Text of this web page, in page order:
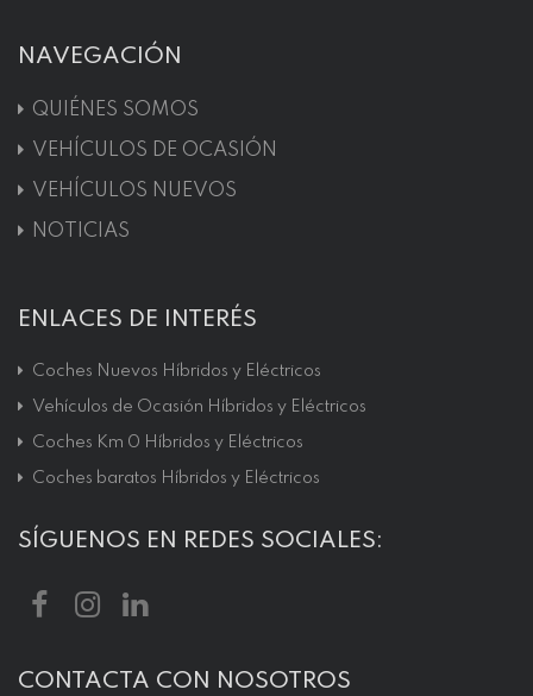
NAVEGACIÓN
QUIÉNES SOMOS
VEHÍCULOS DE OCASIÓN
VEHÍCULOS NUEVOS
NOTICIAS
ENLACES DE INTERÉS
Coches Nuevos Híbridos y Eléctricos
Vehículos de Ocasión Híbridos y Eléctricos
Coches Km 0 Híbridos y Eléctricos
Coches baratos Híbridos y Eléctricos
SÍGUENOS EN REDES SOCIALES:
CONTACTA CON NOSOTROS